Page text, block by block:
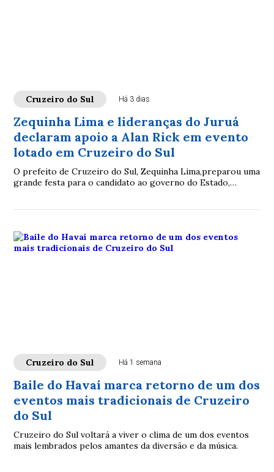
Cruzeiro do Sul Há 3 dias
Zequinha Lima e lideranças do Juruá
declaram apoio a Alan Rick em evento
lotado em Cruzeiro do Sul
O prefeito de Cruzeiro do Sul, Zequinha Lima,preparou uma
grande festa para o candidato ao governo do Estado,
Cruzeiro do Sul Há 1 semana
Baile do Havaí marca retorno de um dos
eventos mais tradicionais de Cruzeiro
do Sul
Cruzeiro do Sul voltará a viver o clima de um dos eventos
mais lembrados pelos amantes da diversão e da música.